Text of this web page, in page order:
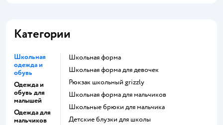
Категории
Школьная
одежда и
обувь
Одежда и
обувь для
малышей
Одежда для
мальчиков
Школьная форма
Школьная форма для девочек
Рюкзак школьный grizzly
Школьная форма для мальчиков
Школьные брюки для мальчика
Детские блузки для школы